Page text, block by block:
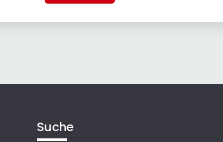
Suche